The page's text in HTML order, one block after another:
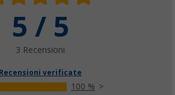
5 / 5
3 Recensioni
Recensioni verificate
100 %